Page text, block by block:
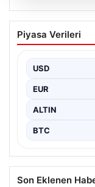
08.08.2026
8 Nisan
Ekonomik
jeopolitik
etkisiyle
Piyasa Verileri
USD
EUR
ALTIN
BTC
Son Eklenen